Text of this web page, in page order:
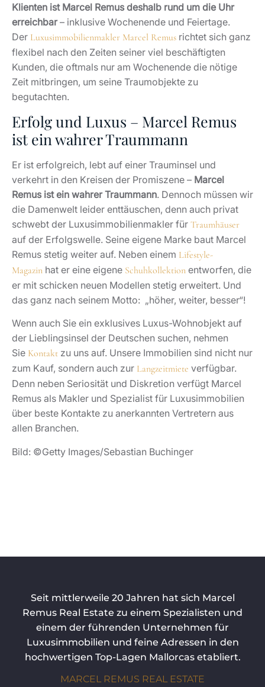
Klienten ist Marcel Remus deshalb rund um die Uhr
erreichbar– inklusive Wochenende und Feiertage.
Der Luxusimmobilienmakler Marcel Remus richtet sich ganz
flexibel nach den Zeiten seiner viel beschäftigten
Kunden, die oftmals nur am Wochenende die nötige
Zeit mitbringen, um seine Traumobjekte zu
begutachten.
Erfolg und Luxus – Marcel Remus
ist ein wahrer Traummann
Er ist erfolgreich, lebt auf einer Trauminsel und
verkehrt in den Kreisen der Promiszene – Marcel
Remus ist ein wahrer Traummann. Dennoch müssen wir
die Damenwelt leider enttäuschen, denn auch privat
schwebt der Luxusimmobilienmakler für Traumhäuser
auf der Erfolgswelle. Seine eigene Marke baut Marcel
Remus stetig weiter auf. Neben einem Lifestyle-
Magazin hat er eine eigene Schuhkollektion entworfen, die
er mit schicken neuen Modellen stetig erweitert. Und
das ganz nach seinem Motto: „höher, weiter, besser“!
Wenn auch Sie ein exklusives Luxus-Wohnobjekt auf
der Lieblingsinsel der Deutschen suchen, nehmen
Sie Kontakt zu uns auf. Unsere Immobilien sind nicht nur
zum Kauf, sondern auch zur Langzeitmiete verfügbar.
Denn neben Seriosität und Diskretion verfügt Marcel
Remus als Makler und Spezialist für Luxusimmobilien
über beste Kontakte zu anerkannten Vertretern aus
allen Branchen.
Bild: ©Getty Images/Sebastian Buchinger
Seit mittlerweile 20 Jahren hat sich Marcel
Remus Real Estate zu einem Spezialisten und
einem der führenden Unternehmen für
Luxusimmobilien und feine Adressen in den
hochwertigen Top-Lagen Mallorcas etabliert.
MARCEL REMUS REAL ESTATE